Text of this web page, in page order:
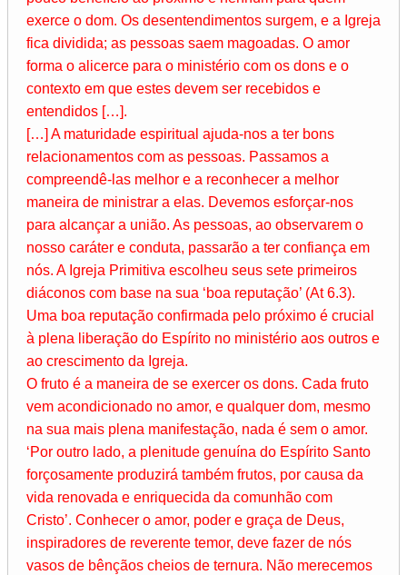
exerce o dom. Os desentendimentos surgem, e a Igreja
fica dividida; as pessoas saem magoadas. O amor
forma o alicerce para o ministério com os dons e o
contexto em que estes devem ser recebidos e
entendidos […].
[…] A maturidade espiritual ajuda-nos a ter bons
relacionamentos com as pessoas. Passamos a
compreendê-las melhor e a reconhecer a melhor
maneira de ministrar a elas. Devemos esforçar-nos
para alcançar a união. As pessoas, ao observarem o
nosso caráter e conduta, passarão a ter confiança em
nós. A Igreja Primitiva escolheu seus sete primeiros
diáconos com base na sua ‘boa reputação’ (At 6.3).
Uma boa reputação confirmada pelo próximo é crucial
à plena liberação do Espírito no ministério aos outros e
ao crescimento da Igreja.
O fruto é a maneira de se exercer os dons. Cada fruto
vem acondicionado no amor, e qualquer dom, mesmo
na sua mais plena manifestação, nada é sem o amor.
‘Por outro lado, a plenitude genuína do Espírito Santo
forçosamente produzirá também frutos, por causa da
vida renovada e enriquecida da comunhão com
Cristo’. Conhecer o amor, poder e graça de Deus,
inspiradores de reverente temor, deve fazer de nós
vasos de bênçãos cheios de ternura. Não merecemos